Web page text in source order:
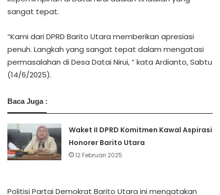
sangat tepat.
“Kami dari DPRD Barito Utara memberikan apresiasi
penuh. Langkah yang sangat tepat dalam mengatasi
permasalahan di Desa Datai Nirui, ” kata Ardianto, Sabtu
(14/6/2025).
Baca Juga :
Waket II DPRD Komitmen Kawal Aspirasi
Honorer Barito Utara
12 Februari 2025
Politisi Partai Demokrat Barito Utara ini mengatakan